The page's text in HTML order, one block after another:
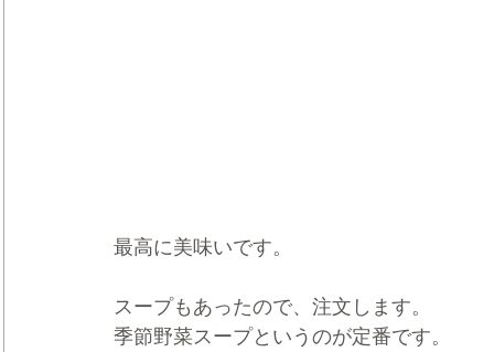
最高に美味いです。
スープもあったので、注文します。
季節野菜スープというのが定番です。